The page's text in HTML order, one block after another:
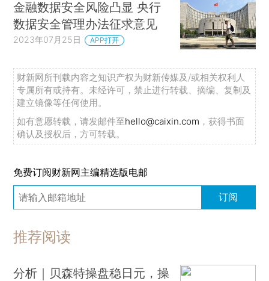
金融数据安全风险凸显 央行
数据安全管理办法征求意见
2023年07月25日 APP打开
财新网所刊载内容之知识产权为财新传媒及/或相关权利人
专属所有或持有。未经许可，禁止进行转载、摘编、复制及
建立镜像等任何使用。
如有意愿转载，请发邮件至hello@caixin.com ，获得书面
确认及授权后，方可转载。
免费订阅财新网主编精选版电邮
订阅
推荐阅读
分析｜贝森特操盘稳日元，操